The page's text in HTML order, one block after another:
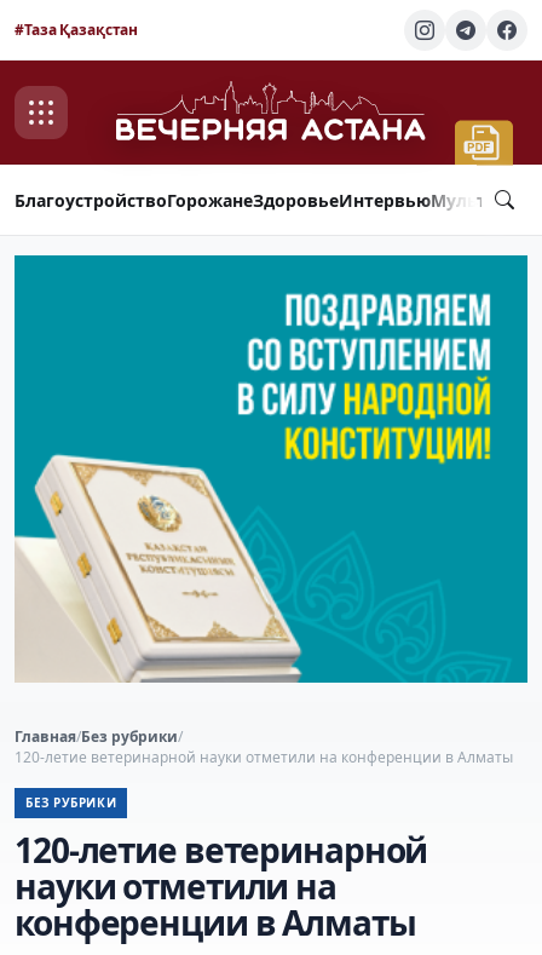
#Таза Қазақстан
БлагоустройствоГорожанеЗдоровьеИнтервью
Главная/Без рубрики/
120-летие ветеринарной науки отметили на конференции в Алматы
БЕЗ РУБРИКИ
120-летие ветеринарной
науки отметили на
конференции в Алматы